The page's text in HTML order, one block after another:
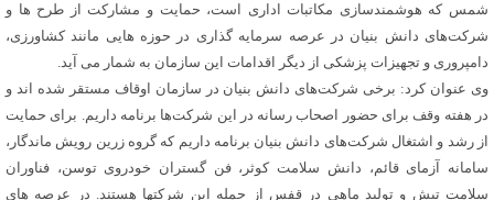
شمس که هوشمندسازی مکاتبات اداری است، حمایت و مشارکت از طرح ها و
شرکت‌های دانش بنیان در عرصه سرمایه گذاری در حوزه هایی مانند کشاورزی،
دامپروری و تجهیزات پزشکی از دیگر اقدامات این سازمان به شمار می آید.
وی عنوان کرد: برخی شرکت‌های دانش بنیان در سازمان اوقاف مستقر شده اند و
در هفته وقف برای حضور اصحاب رسانه در این شرکت‌ها برنامه داریم. برای حمایت
از رشد و اشتغال شرکت‌های دانش بنیان برنامه داریم که گروه زرین رویش ماندگار،
سامانه آزمای قائم، دانش سلامت کوثر، فن گستران خودروی توسن، فناوران
سلامت تپش و تولید ماهی در قفس از جمله این شرکتها هستند. در عرصه های